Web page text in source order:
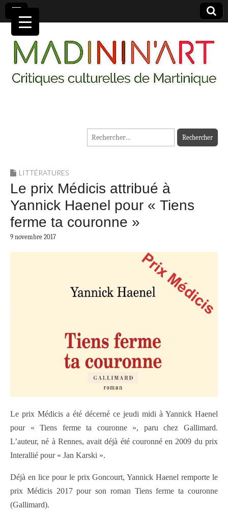
MADININ'ART
Rechercher :
LITTÉRATURES
Le prix Médicis attribué à
Yannick Haenel pour « Tiens
ferme ta couronne »
9 novembre 2017
Le prix Médicis a été décerné ce jeudi midi à Yannick Haenel
pour « Tiens ferme ta couronne », paru chez Gallimard.
L’auteur, né à Rennes, avait déjà été couronné en 2009 du prix
Interallié pour « Jan Karski ».
Déjà en lice pour le prix Goncourt, Yannick Haenel remporte le
prix Médicis 2017 pour son roman Tiens ferme ta couronne
(Gallimard).